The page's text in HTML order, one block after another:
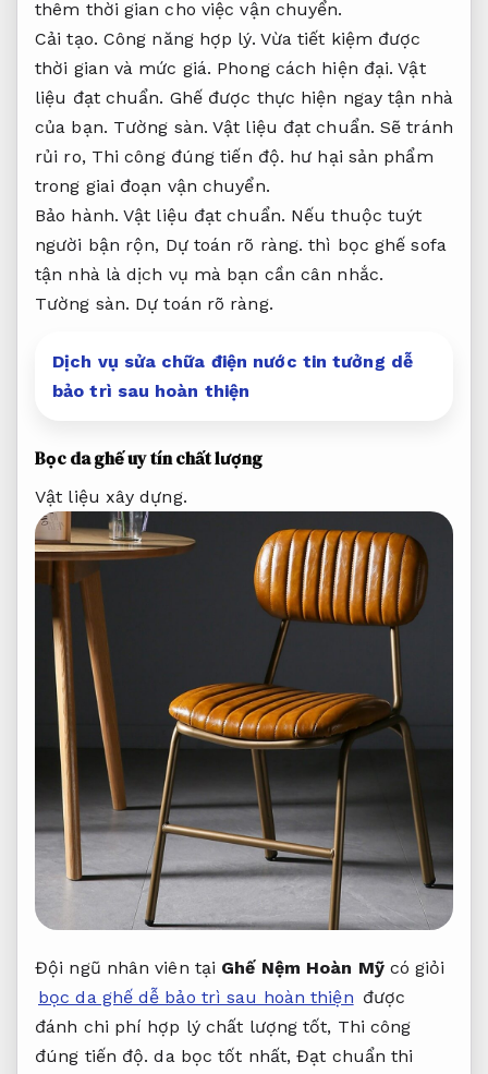
thêm thời gian cho việc vận chuyển.
Cải tạo. Công năng hợp lý. Vừa tiết kiệm được
thời gian và mức giá. Phong cách hiện đại. Vật
liệu đạt chuẩn. Ghế được thực hiện ngay tận nhà
của bạn. Tường sàn. Vật liệu đạt chuẩn. Sẽ tránh
rủi ro, Thi công đúng tiến độ. hư hại sản phẩm
trong giai đoạn vận chuyển.
Bảo hành. Vật liệu đạt chuẩn. Nếu thuộc tuýt
người bận rộn, Dự toán rõ ràng. thì bọc ghế sofa
tận nhà là dịch vụ mà bạn cần cân nhắc.
Tường sàn. Dự toán rõ ràng.
Dịch vụ sửa chữa điện nước tin tưởng dễ
bảo trì sau hoàn thiện
Bọc da ghế uy tín chất lượng
Vật liệu xây dựng.
Đội ngũ nhân viên tại Ghế Nệm Hoàn Mỹcó giỏi
bọc da ghế dễ bảo trì sau hoàn thiện được
đánh chi phí hợp lý chất lượng tốt, Thi công
đúng tiến độ. da bọc tốt nhất,Đạt chuẩn thi